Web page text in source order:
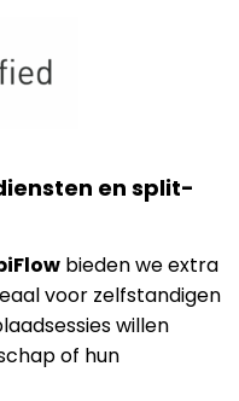
en split-
bieden we extra
voor zelfstandigen
willen
of hun